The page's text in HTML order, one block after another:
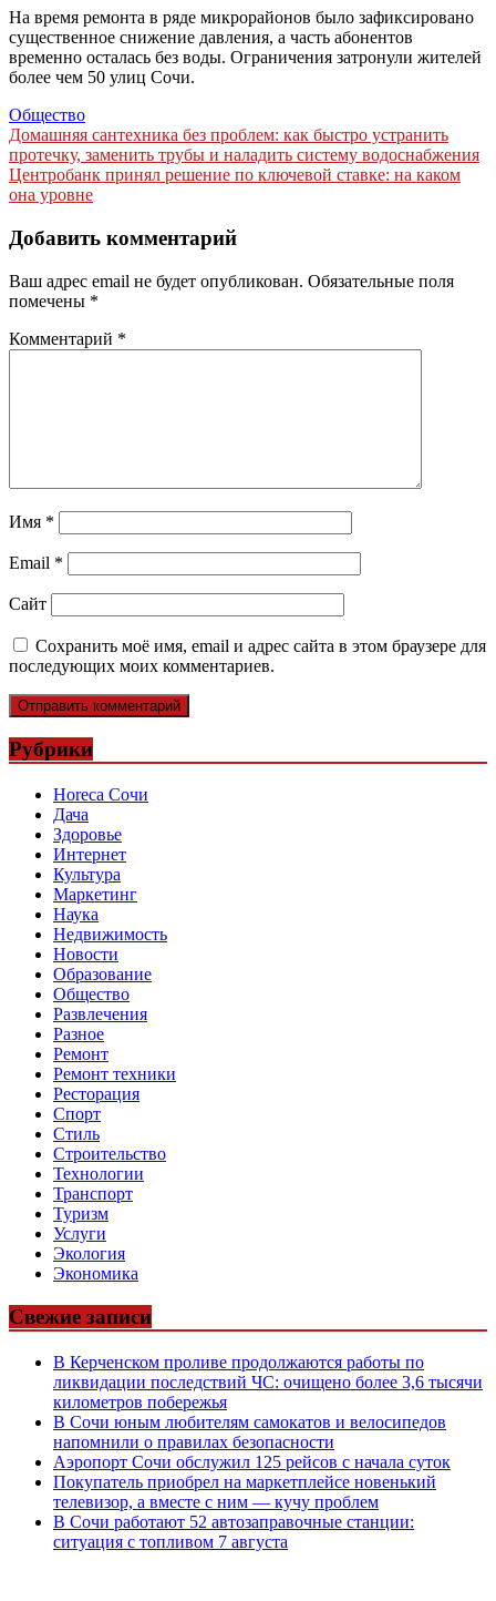
На время ремонта в ряде микрорайонов было зафиксировано
существенное снижение давления, а часть абонентов
временно осталась без воды. Ограничения затронули жителей
более чем 50 улиц Сочи.
Общество
Навигация
по
записям
Домашняя сантехника без проблем: как быстро устранить
протечку, заменить трубы и наладить систему водоснабжения
Центробанк принял решение по ключевой ставке: на каком
она уровне
Добавить комментарий
Ваш адрес email не будет опубликован. Обязательные поля
помечены *
Комментарий *
Имя *
Email *
Сайт
Сохранить моё имя, email и адрес сайта в этом браузере для
последующих моих комментариев.
Рубрики
Horeca Сочи
Дача
Здоровье
Интернет
Культура
Маркетинг
Наука
Недвижимость
Новости
Образование
Общество
Развлечения
Разное
Ремонт
Ремонт техники
Ресторация
Спорт
Стиль
Строительство
Технологии
Транспорт
Туризм
Услуги
Экология
Экономика
Свежие записи
В Керченском проливе продолжаются работы по
ликвидации последствий ЧС: очищено более 3,6 тысячи
километров побережья
В Сочи юным любителям самокатов и велосипедов
напомнили о правилах безопасности
Аэропорт Сочи обслужил 125 рейсов с начала суток
Покупатель приобрел на маркетплейсе новенький
телевизор, а вместе с ним — кучу проблем
В Сочи работают 52 автозаправочные станции:
ситуация с топливом 7 августа